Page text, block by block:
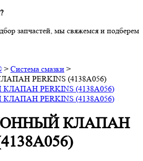
запчастей, мы свяжемся и подберем
> Система смазки >
PERKINS (4138A056)
КЛАПАН